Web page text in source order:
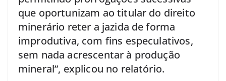
que oportunizam ao titular do direito
minerário reter a jazida de forma
improdutiva, com fins especulativos,
sem nada acrescentar à produção
mineral”, explicou no relatório.